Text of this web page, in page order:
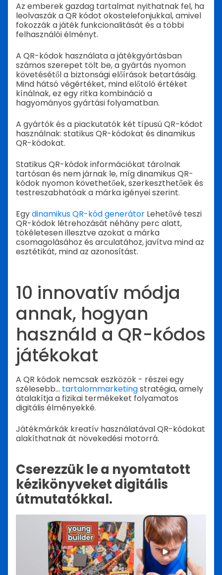
Az emberek gazdag tartalmat nyithatnak fel, ha
leolvaszák a QR kódot okostelefonjukkal, amivel
fokozzák a játék funkcionalitását és a többi
felhasználói élményt.
A QR-kódok használata a játékgyártásban
számos szerepet tölt be, a gyártás nyomon
követésétől a biztonsági előírások betartásáig.
Mind hátsó végértéket, mind előtoló értéket
kínálnak, ez egy ritka kombináció a
hagyományos gyártási folyamatban.
A gyártók és a piackutatók két típusú QR-kódot
használnak: statikus QR-kódokat és dinamikus
QR-kódokat.
Statikus QR-kódok információkat tárolnak
tartósan és nem járnak le, míg dinamikus QR-
kódok nyomon követhetőek, szerkeszthetőek és
testreszabhatóak a márka igényei szerint.
Egydinamikus QR-kód generátor Lehetővé teszi
QR-kódok létrehozását néhány perc alatt,
tökéletesen illesztve azokat a márka
csomagolásához és arculatához, javítva mind az
esztétikát, mind az azonosítást.
10 innovatív módja
annak, hogyan
használd a QR-kódos
játékokat
A QR kódok nemcsak eszközök - részei egy
szélesebb... tartalommarketingstratégia, amely
átalakítja a fizikai termékeket folyamatos
digitális élményekké.
Játékmárkák kreatív használatával QR-kódokat
alakíthatnak át növekedési motorrá.
Cserezzük le a nyomtatott
kézikönyveket digitális
útmutatókkal.